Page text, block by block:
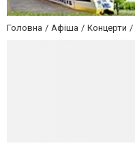
Головна Афіша Концерти